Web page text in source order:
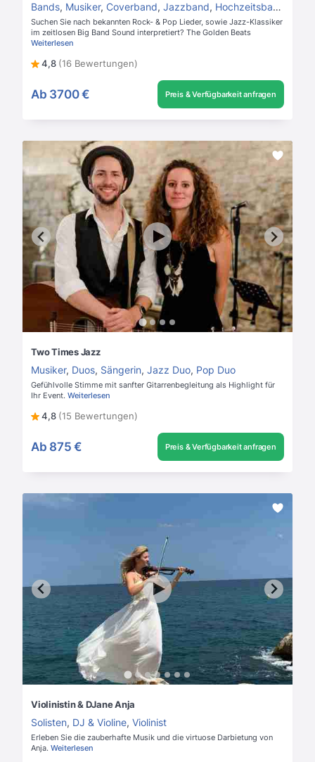
Bands, Musiker, Coverband, Jazzband, Hochzeitsband
Suchen Sie nach bekannten Rock- & Pop Lieder, sowie Jazz-Klassiker
im zeitlosen Big Band Sound interpretiert? The Golden Beats
Weiterlesen
4,8 (16 Bewertungen)
Ab 3700 € Preis & Verfügbarkeit anfragen
Two Times Jazz
Musiker, Duos, Sängerin, Jazz Duo, Pop Duo
Gefühlvolle Stimme mit sanfter Gitarrenbegleitung als Highlight für
Ihr Event. Weiterlesen
4,8 (15 Bewertungen)
Ab 875 € Preis & Verfügbarkeit anfragen
Violinistin & DJane Anja
Solisten, DJ & Violine, Violinist
Erleben Sie die zauberhafte Musik und die virtuose Darbietung von
Anja. Weiterlesen